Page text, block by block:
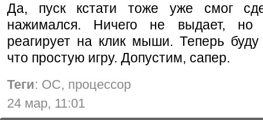
Да, пуск кстати тоже уже смог
нажимался. Ничего не выдает, но
реагирует на клик мыши. Теперь буду
что простую игру. Допустим, сапер.
Теги: ОС, процессор
24 мар, 11:01